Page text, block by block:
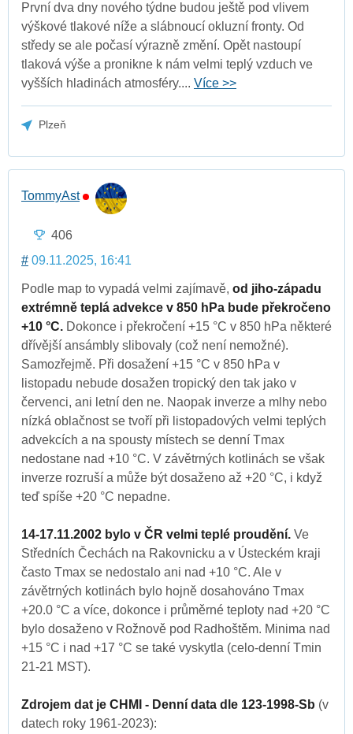
První dva dny nového týdne budou ještě pod vlivem
výškové tlakové níže a slábnoucí okluzní fronty. Od
středy se ale počasí výrazně změní. Opět nastoupí
tlaková výše a pronikne k nám velmi teplý vzduch ve
vyšších hladinách atmosféry.... Více >>
Plzeň
TommyAst
406
# 09.11.2025, 16:41
Podle map to vypadá velmi zajímavě, od jiho-západu
extrémně teplá advekce v 850 hPa bude překročeno
+10 °C. Dokonce i překročení +15 °C v 850 hPa některé
dřívější ansámbly slibovaly (což není nemožné).
Samozřejmě. Při dosažení +15 °C v 850 hPa v
listopadu nebude dosažen tropický den tak jako v
červenci, ani letní den ne. Naopak inverze a mlhy nebo
nízká oblačnost se tvoří při listopadových velmi teplých
advekcích a na spousty místech se denní Tmax
nedostane nad +10 °C. V závětrných kotlinách se však
inverze rozruší a může být dosaženo až +20 °C, i když
teď spíše +20 °C nepadne.
14-17.11.2002 bylo v ČR velmi teplé proudění. Ve
Středních Čechách na Rakovnicku a v Ústeckém kraji
často Tmax se nedostalo ani nad +10 °C. Ale v
závětrných kotlinách bylo hojně dosahováno Tmax
+20.0 °C a více, dokonce i průměrné teploty nad +20 °C
bylo dosaženo v Rožnově pod Radhoštěm. Minima nad
+15 °C i nad +17 °C se také vyskytla (celo-denní Tmin
21-21 MST).
Zdrojem dat je CHMI - Denní data dle 123-1998-Sb (v
datech roky 1961-2023):